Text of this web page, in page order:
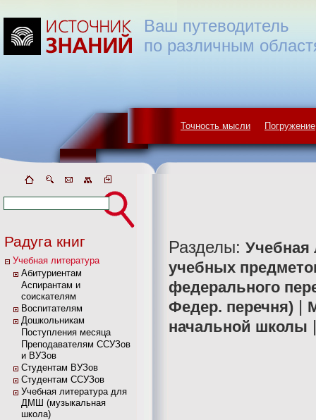
Точность мысли Погружение
Ваш путеводитель
по различным
Радуга книг
Учебная литература
Абитуриентам
Аспирантам и
соискателям
Воспитателям
Дошкольникам
Поступления месяца
Преподавателям ССУЗов
и ВУЗов
Студентам ВУЗов
Студентам ССУЗов
Учебная литература для
ДМШ (музыкальная
школа)
Разделы: Учебная
учебных
федерального
Федер. перечня) |
начальной школы